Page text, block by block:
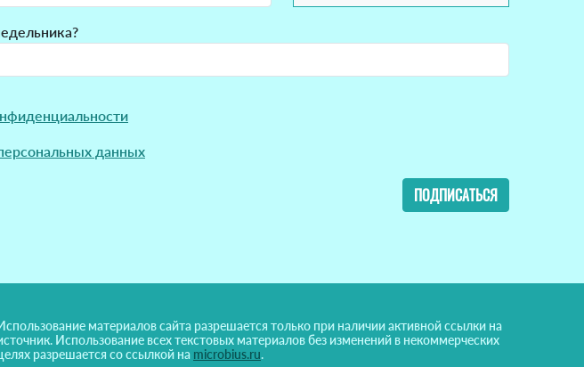
данных
ПОДПИСАТЬСЯ
материалов сайта разрешается только при наличии активной ссылки на
Использование всех текстовых материалов без изменений в некоммерческих
разрешается со ссылкой на microbius.ru.